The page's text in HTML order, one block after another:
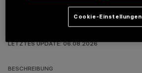
TECHNISCHE DATEN
LETZTES UPDATE: 06.08.2026
BESCHREIBUNG
Cookie-Einstellungen